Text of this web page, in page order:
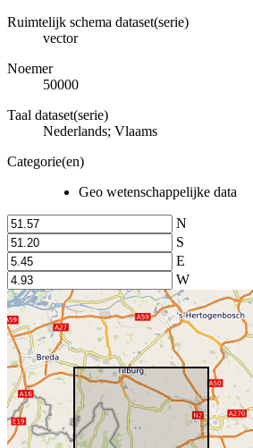
Ruimtelijk schema dataset(serie)
vector
Noemer
50000
Taal dataset(serie)
Nederlands; Vlaams
Categorie(en)
Geo wetenschappelijke data
N
S
E
W